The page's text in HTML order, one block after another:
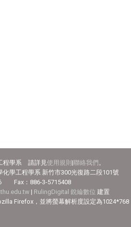
程學系 請詳見 使用規則|聯絡我們 。
化學工程學系 新竹市300光復路二段101號
Fax：886-3-5715408
| RulingDigital 銳綸數位 建置
Firefox，並將螢幕解析度設定為